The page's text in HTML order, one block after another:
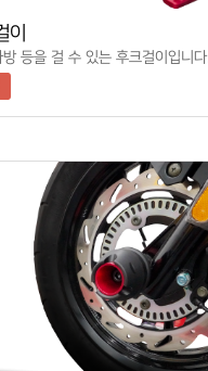
이
방 등을 걸 수 있는 후크걸이입니다.